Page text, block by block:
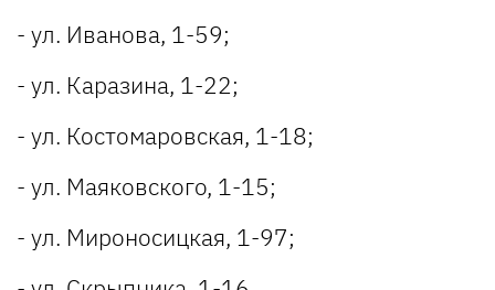
- ул. Иванова, 1-59;
- ул. Каразина, 1-22;
- ул. Костомаровская, 1-18;
- ул. Маяковского, 1-15;
- ул. Мироносицкая, 1-97;